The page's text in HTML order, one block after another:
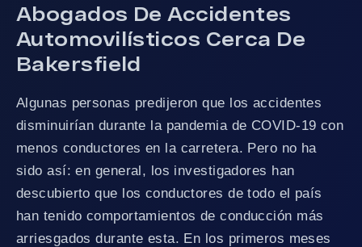
Abogados De Accidentes
Automovilísticos Cerca De
Bakersfield
Algunas personas predijeron que los accidentes
disminuirían durante la pandemia de COVID-19 con
menos conductores en la carretera. Pero no ha
sido así: en general, los investigadores han
descubierto que los conductores de todo el país
han tenido comportamientos de conducción más
arriesgados durante esta. En los primeros meses